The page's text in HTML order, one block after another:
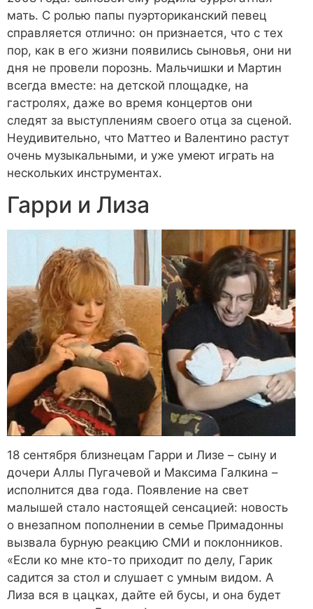
мать. С ролью папы пуэрториканский певец
справляется отлично: он признается, что с тех
пор, как в его жизни появились сыновья, они ни
дня не провели порознь. Мальчишки и Мартин
всегда вместе: на детской площадке, на
гастролях, даже во время концертов они
следят за выступлениям своего отца за сценой.
Неудивительно, что Маттео и Валентино растут
очень музыкальными, и уже умеют играть на
нескольких инструментах.
Гарри и Лиза
18 сентября близнецам Гарри и Лизе – сыну и
дочери Аллы Пугачевой и Максима Галкина –
исполнится два года. Появление на свет
малышей стало настоящей сенсацией: новость
о внезапном пополнении в семье Примадонны
вызвала бурную реакцию СМИ и поклонников.
«Если ко мне кто-то приходит по делу, Гарик
садится за стол и слушает с умным видом. А
Лиза вся в цацках, дайте ей бусы, и она будет